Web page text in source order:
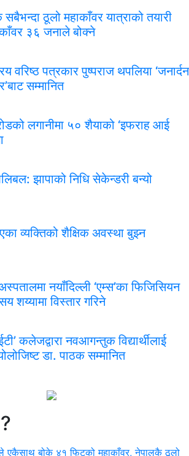
ठूलो महाकाँवर यात्राको तयारी
३६ जनाले बोक्ने
पत्रकार पुष्पराज थपलिया ‘जनार्दन
सम्मानित
लगानीमा ५० शैयाको ‘इफराह आई
झापाको निधि सेकेन्डरी बन्यो
व्यक्तिको शैक्षिक अवस्था बुझ्न
नयाँदिल्ली ‘एम्स’का फिजिसियन
शय्यामा विस्तार गरिने
कलेजद्वारा नवआगन्तुक विद्यार्थीलाई
डा. पाठक सम्मानित